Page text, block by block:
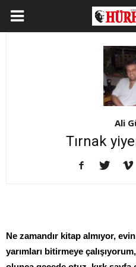
Ali
Tırnak
Ne zamandır kitap almıyor,
yarımları bitirmeye